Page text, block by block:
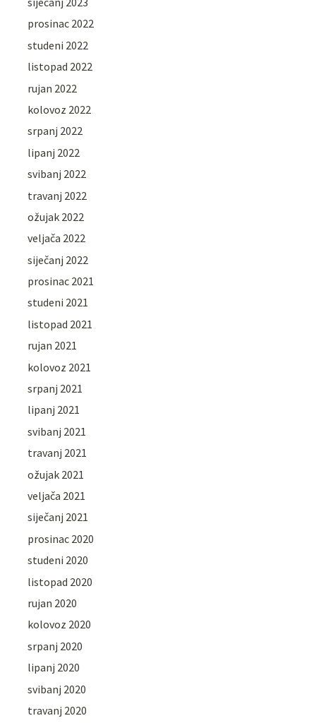
prosinac 2022
studeni 2022
listopad 2022
rujan 2022
kolovoz 2022
srpanj 2022
lipanj 2022
svibanj 2022
travanj 2022
ožujak 2022
veljača 2022
siječanj 2022
prosinac 2021
studeni 2021
listopad 2021
rujan 2021
kolovoz 2021
srpanj 2021
lipanj 2021
svibanj 2021
travanj 2021
ožujak 2021
veljača 2021
siječanj 2021
prosinac 2020
studeni 2020
listopad 2020
rujan 2020
kolovoz 2020
srpanj 2020
lipanj 2020
svibanj 2020
travanj 2020